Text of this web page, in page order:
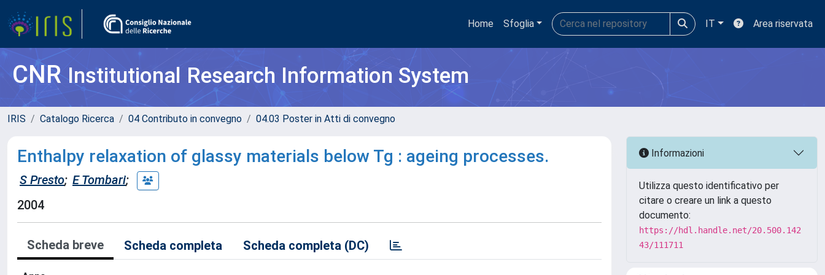
Home Sfoglia IT Area riservata
CNRInstitutional Research Information System
IRIS Catalogo Ricerca 04 Contributo in convegno 04.03 Poster in Atti di convegno
Enthalpy relaxation of glassy materials below Tg : ageing processes.
S Presto; E Tombari;
2004
Scheda breve Scheda completa Scheda completa (DC)
Informazioni
Utilizza questo identificativo per
citare o creare un link a questo
documento:
https://hdl.handle.net/20.500.142
43/111711